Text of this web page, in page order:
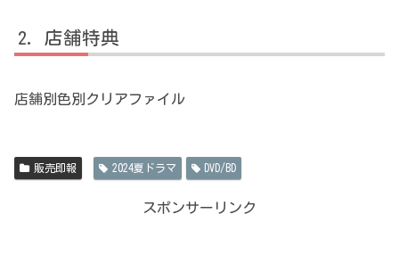
店舗特典
店舗別色別クリアファイル
販売即報 2024夏ドラマ DVD/BD
スポンサーリンク